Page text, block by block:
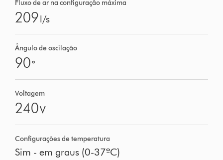
Fluxo de ar na configuração máxima
209l/s
Ângulo de oscilação
90°
Voltagem
240V
Configurações de temperatura
Sim - em graus (0-37ºC)